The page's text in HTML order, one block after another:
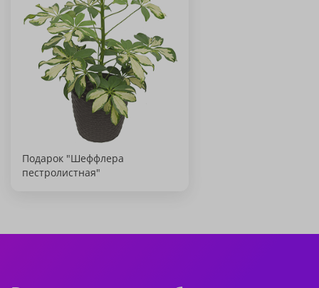
Подарок "Шеффлера
пестролистная"